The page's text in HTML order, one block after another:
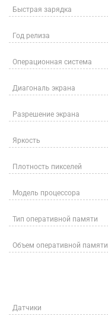
Быстрая зарядка
Год релиза
Операционная система
Диагональ экрана
Разрешение экрана
Яркость
Плотность пикселей
Модель процессора
Тип оперативной памяти
Объем оперативной памяти
Датчики